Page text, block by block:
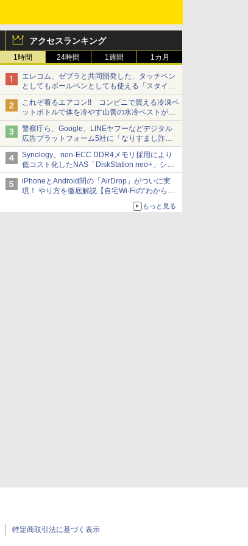
アクセスランキング
1時間 24時間 1週間 1カ月
エレコム、ゼブラと共同開発した、タッチペン
としてもボールペンとしても使える「スタイラ
スツーウェイ」発売 iPadにも紙にも、持ち替
えずに書き込める
これぞ着るエアコン!! コンビニで買える冷凍ペ
ットボトルで体を冷やす山善の水冷ベストがロ
ードバイクにちょうどいい【ぼっち・ざ・ろー
ど！その14】【空いた時間でなにしてる？】
警察庁ら、Google、LINEヤフーなどデジタル
広告プラットフォーム5社に「なりすまし詐欺
広告」対策強化を要請 著名人の写真や映像を
使った投資詐欺などへの対策として
Synology、non-ECC DDR4メモリ採用により
低コスト化したNAS「DiskStation neo+」シリ
ーズ 予算を抑えて導入でき、ECCメモリへの
アップグレードも可能
iPhoneとAndroid間の「AirDrop」がついに実
現！ やり方を徹底解説【自宅Wi-Fiの“わからな
もっと見る
特定商取引法に基づく表示